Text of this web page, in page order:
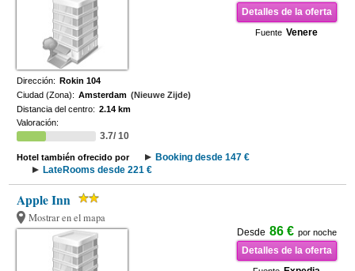
Detalles de la oferta
Fuente Venere
Dirección: Rokin 104
Ciudad (Zona): Amsterdam (Nieuwe Zijde)
Distancia del centro: 2.14 km
Valoración:
3.7/ 10
Hotel también ofrecido por
Booking desde 147 €
LateRooms desde 221 €
Apple Inn
Mostrar en el mapa
Desde 86 € por noche
Detalles de la oferta